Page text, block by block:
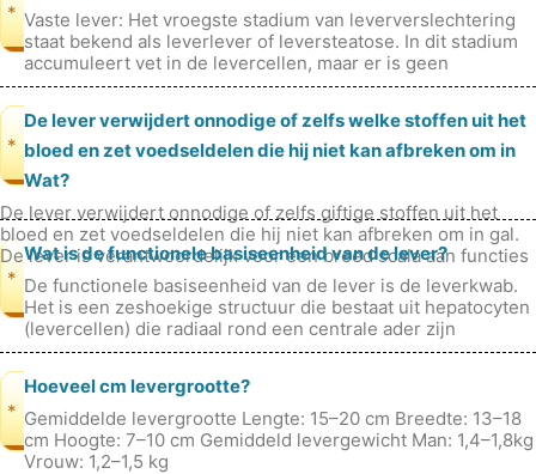
* Vaste lever: Het vroegste stadium van leververslechtering
staat bekend als leverlever of leversteatose. In dit stadium
accumuleert vet in de levercellen, maar er is geen
significante ont
*
De lever verwijdert onnodige of zelfs welke stoffen uit het
bloed en zet voedseldelen die hij niet kan afbreken om in
Wat?
De lever verwijdert onnodige of zelfs giftige stoffen uit het
bloed en zet voedseldelen die hij niet kan afbreken om in gal.
De lever is verantwoordelijk voor een breed scala aan functies
*
Wat is de functionele basiseenheid van de lever?
De functionele basiseenheid van de lever is de leverkwab.
Het is een zeshoekige structuur die bestaat uit hepatocyten
(levercellen) die radiaal rond een centrale ader zijn
gerangschikt. De l
*
Hoeveel cm levergrootte?
Gemiddelde levergrootte Lengte: 15–20 cm Breedte: 13–18
cm Hoogte: 7–10 cm Gemiddeld levergewicht Man: 1,4–1,8kg
Vrouw: 1,2–1,5 kg